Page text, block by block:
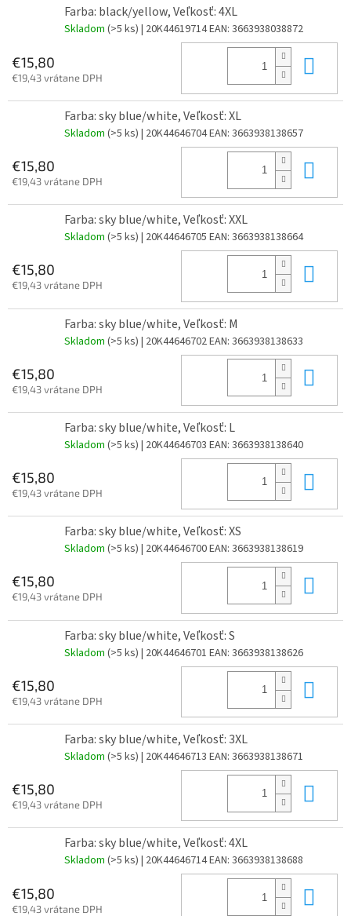
Farba: black/yellow, Veľkosť: 4XL
Skladom (>5 ks) | 20K44619714EAN: 3663938038872
€15,80
€19,43 vrátane DPH
Farba: sky blue/white, Veľkosť: XL
Skladom (>5 ks) | 20K44646704EAN: 3663938138657
€15,80
€19,43 vrátane DPH
Farba: sky blue/white, Veľkosť: XXL
Skladom (>5 ks) | 20K44646705 EAN: 3663938138664
€15,80
€19,43 vrátane DPH
Farba: sky blue/white, Veľkosť: M
Skladom (>5 ks) | 20K44646702EAN: 3663938138633
€15,80
€19,43 vrátane DPH
Farba: sky blue/white, Veľkosť: L
Skladom (>5 ks) | 20K44646703 EAN: 3663938138640
€15,80
€19,43 vrátane DPH
Farba: sky blue/white, Veľkosť: XS
Skladom (>5 ks) | 20K44646700EAN: 3663938138619
€15,80
€19,43 vrátane DPH
Farba: sky blue/white, Veľkosť: S
Skladom (>5 ks) | 20K44646701 EAN: 3663938138626
€15,80
€19,43 vrátane DPH
Farba: sky blue/white, Veľkosť: 3XL
Skladom (>5 ks) | 20K44646713 EAN: 3663938138671
€15,80
€19,43 vrátane DPH
Farba: sky blue/white, Veľkosť: 4XL
Skladom (>5 ks) | 20K44646714EAN: 3663938138688
€15,80
€19,43 vrátane DPH